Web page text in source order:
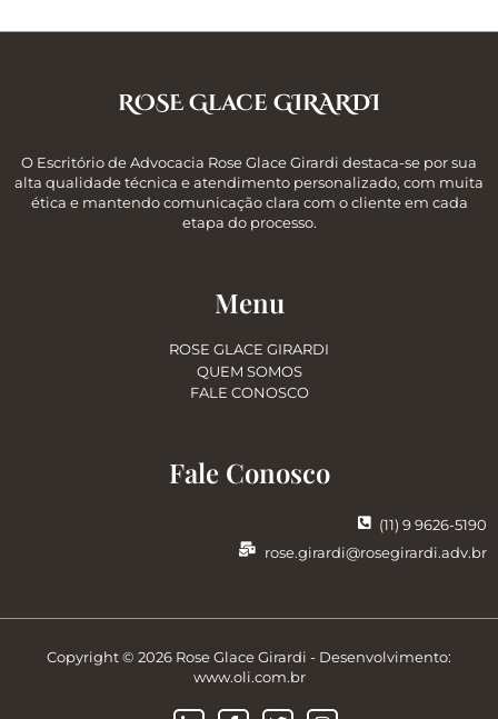
ROSE Glace GIRARDI
O Escritório de Advocacia Rose Glace Girardi destaca-se por sua
alta qualidade técnica e atendimento personalizado, com muita
ética e mantendo comunicação clara com o cliente em cada
etapa do processo.
Menu
ROSE GLACE GIRARDI
QUEM SOMOS
FALE CONOSCO
Fale Conosco
(11) 9 9626-5190
rose.girardi@rosegirardi.adv.br
Copyright © 2026 Rose Glace Girardi - Desenvolvimento:
www.oli.com.br